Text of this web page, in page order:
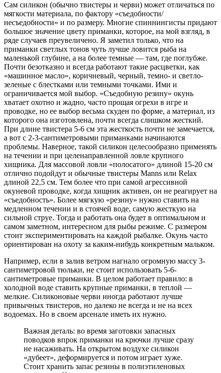
Сам силикон (обычно твистеры и черви) может отличаться по
мягкости материала, по фактору «съедобности/
несъедобности» и по размеру. Многие спиннингисты придают
большое значение цвету приманки, которое, на мой взгляд, в
ряде случаев преувеличено. Я заметил только, что на
приманки светлых тонов чуть лучше ловится рыба на
маленькой глубине, а на более темные — там, где поглубже.
Почти безотказно и всегда работают такие расцветки, как
«машинное масло», коричневый, черный, темно- и светло-
зеленые с блестками или темными точками. Ими и
ограничивается мой выбор. «Съедобную резину» окунь
хватает охотно и жадно, часто прощая огрехи в игре и
проводке, но ее выбор весьма скуден по форме, а материал, из
которого она изготовлена, почти всегда слишком жесткий.
При длине твистера 5-6 см эта жесткость почти не замечается,
а вот с 2-3-сантиметровыми приманками начинаются
проблемы. Наверное, такой силикон целесообразно применять
на течении и при целенаправленной ловле крупного
хищника. Для массовой ловли «полосатого» длиной 15-20 см
отлично подойдут и обычные твистеры Manns или Relax
длиной 22,5 см. Тем более что при самой агрессивной
окуневой проводке, когда хищник активен, он не реагирует на
«съедобность». Более мягкую «резину» нужно ставить на
медленном течении и в стоячей воде, самую жесткую на
сильной струе. Тогда и работать она будет в оптимальном и
самом заметном, интересном для рыбы режиме. С размером
стоит экспериментировать на каждой рыбалке. Окунь часто
ориентирован на охоту за каким-нибудь конкретным мальком.
Например, если в залив ветром нагнало огромную массу 3-
сантиметровой тюльки, не стоит использовать 5-6-
сантиметровые приманки. В целом работает правило: в
холодной воде ставить крупные приманки, в теплой —
мелкие. Силиконовые черви иногда работают лучше
привычных твистеров, но далеко не всегда и не на всех
водоемах. Но в своем арсенале иметь их нужно.
Важная деталь: во время заготовки запасных
поводков впрок приманки на крючки лучше сразу
не насаживать. На открытом воздухе силикон
«дубеет», деформируется и потом играет хуже.
Стоит хранить запас резины в полиэтиленовых